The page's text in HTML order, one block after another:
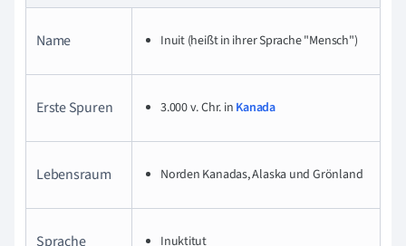
Name Inuit (heißt in ihrer Sprache "Mensch")
Erste Spuren 3.000 v. Chr. in Kanada
Lebensraum Norden Kanadas, Alaska und Grönland
Sprache Inuktitut